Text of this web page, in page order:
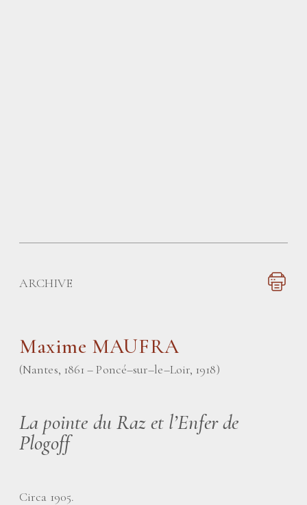
ARCHIVE
Maxime MAUFRA
(Nantes, 1861 – Poncé–sur–le–Loir, 1918)
La pointe du Raz et l’Enfer de
Plogoff
Circa 1905.